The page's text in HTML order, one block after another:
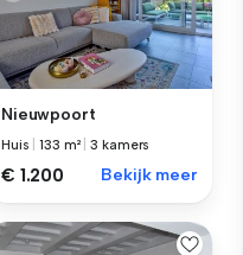
Nieuwpoort
Huis |133 m² |3 kamers
€ 1.200 Bekijk meer